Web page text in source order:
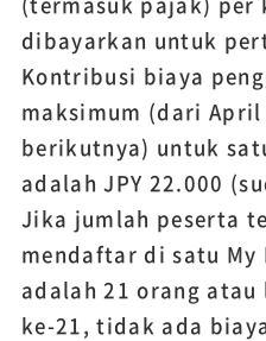
dibayarkan untuk
Kontribusi biaya
maksimum (dari
berikutnya) untuk
adalah JPY 22.000
Jika jumlah peserta
mendaftar di satu My
adalah 21 orang
ke-21, tidak ada